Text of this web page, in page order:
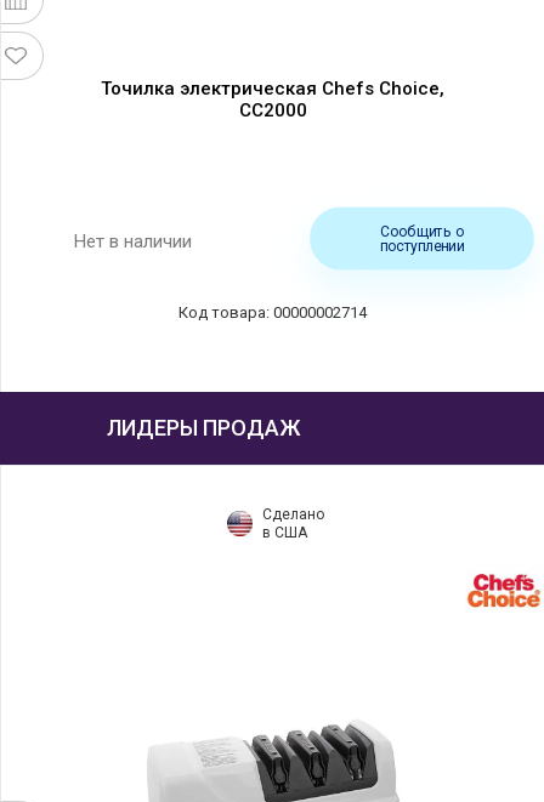
Точилка электрическая Chefs Choice,
CC2000
Нет в наличии
Сообщить о
поступлении
00000002714
ЛИДЕРЫ ПРОДАЖ
Сделано
в США